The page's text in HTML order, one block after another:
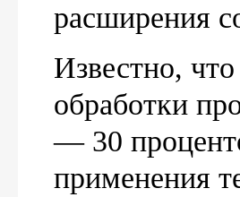
расширения
Известно, что
обработки
— 30
применения